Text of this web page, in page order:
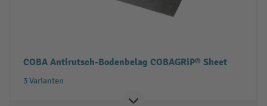
COBA Antirutsch-Bodenbelag COBAGRiP® Sheet
3 Varianten